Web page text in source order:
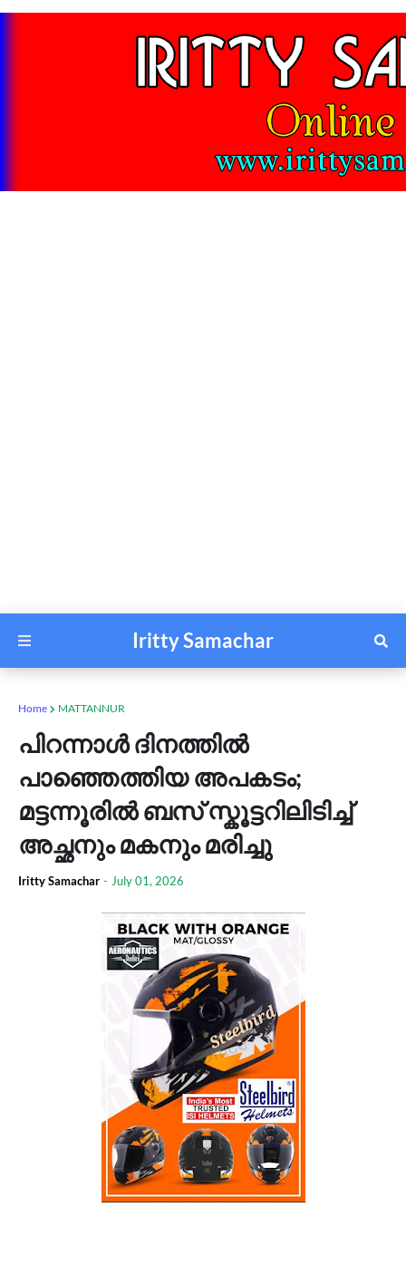
Iritty Samachar
Home MATTANNUR
പിറന്നാൾ ദിനത്തിൽ
പാഞ്ഞെത്തിയ അപകടം;
മട്ടന്നൂരിൽ ബസ് സ്കൂ‌ട്ടറിലിടിച്ച്
അച്ഛനും മകനും മരിച്ചു
Iritty Samachar - July 01, 2026